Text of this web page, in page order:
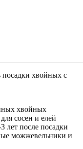
хвойных с
хвойных
сосен и елей
лет после посадки
можжевельники и